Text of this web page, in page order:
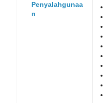
Penyalahgunaa
n